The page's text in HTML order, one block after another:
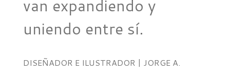
van expandiendo y
uniendo entre sí.
DISEÑADOR E ILUSTRADOR | JORGE A.